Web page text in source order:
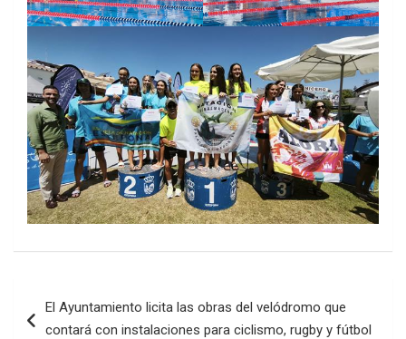
de
El Ayuntamiento licita las obras del velódromo que
contará con instalaciones para ciclismo, rugby y fútbol